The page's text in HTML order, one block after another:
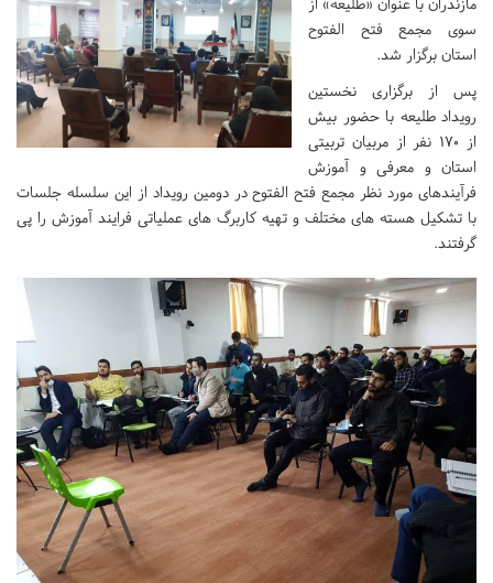
سوی مجمع فتح الفتوح
استان برگزار شد.
پس از برگزاری نخستین
رویداد طلیعه با حضور بیش
از 170 نفر از مربیان تربیتی
استان و معرفی و آموزش
فرآیندهای مورد نظر مجمع فتح الفتوح در دومین رویداد از این سلسله جلسات
با تشکیل هسته های مختلف و تهیه کاربرگ های عملیاتی فرایند آموزش را پی
گرفتند.